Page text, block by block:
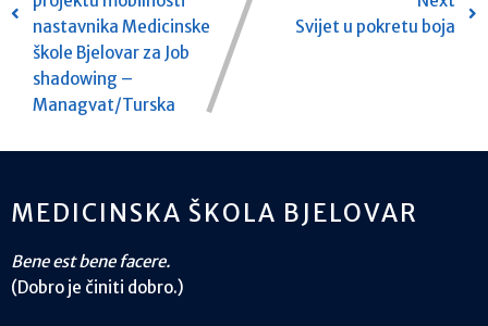
nastavnika Medicinske
škole Bjelovar za Job
shadowing –
Managvat/Turska
Svijet u pokretu boja
MEDICINSKA ŠKOLA BJELOVAR
Bene est bene facere.
(Dobro je činiti dobro.)